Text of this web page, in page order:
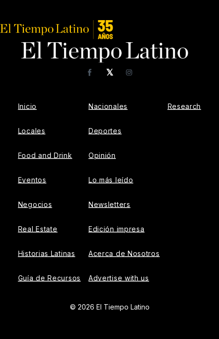
𝕏
FacebookInstagram
Inicio
Locales
Food and Drink
Eventos
Negocios
Real Estate
Historias Latinas
Guía de Recursos
Nacionales
Deportes
Opinión
Lo más leído
Newsletters
Edición impresa
Acerca de Nosotros
Advertise with us
Research
© 2026 El Tiempo Latino